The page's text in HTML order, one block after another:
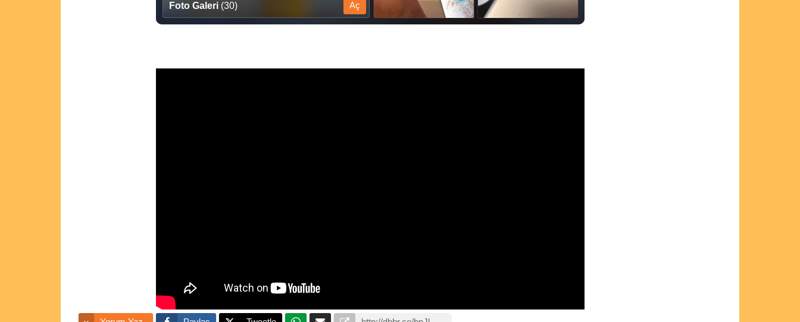
Foto Galeri (30) Aç